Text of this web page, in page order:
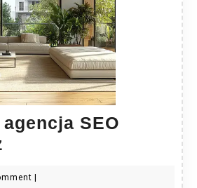
SEO
|